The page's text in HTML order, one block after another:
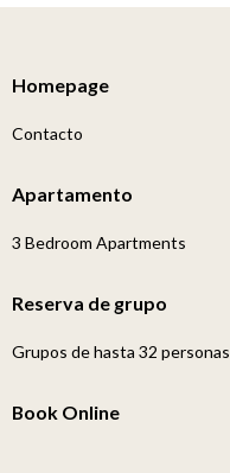
Homepage
Contacto
Apartamento
3 Bedroom Apartments
Reserva de grupo
Grupos de hasta 32 personas
Book Online